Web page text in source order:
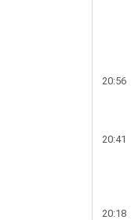
20:56
20:41
20:18